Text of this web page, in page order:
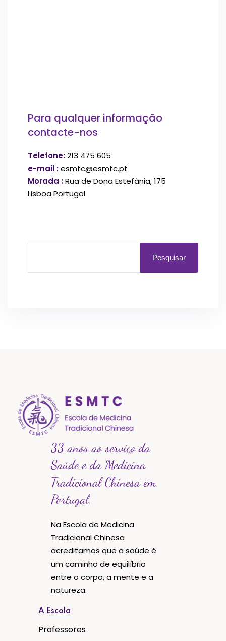
Para qualquer informação
contacte-nos
Telefone:213 475 605
e-mail :esmtc@esmtc.pt
Morada :Rua de Dona Estefânia, 175
Lisboa Portugal
Pesquisar
33 anos ao serviço da
Saúde e da Medicina
Tradicional Chinesa em
Portugal.
Na Escola de Medicina
Tradicional Chinesa
acreditamos que a saúde é
um caminho de equilíbrio
entre o corpo, a mente e a
natureza.
A Escola
Professores